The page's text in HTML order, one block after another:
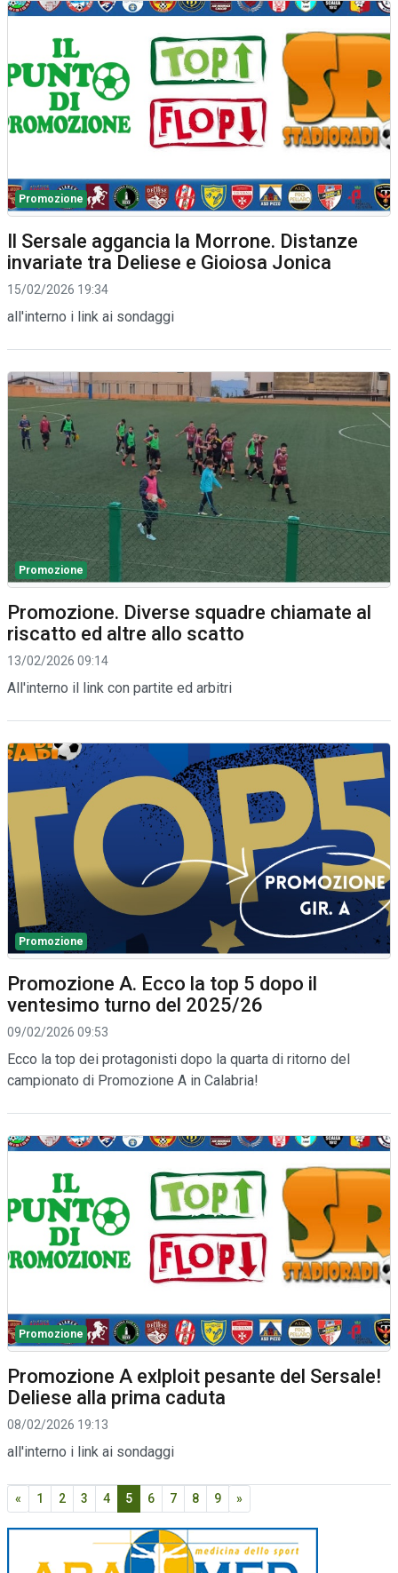
Promozione
Il Sersale aggancia la Morrone. Distanze
invariate tra Deliese e Gioiosa Jonica
15/02/2026 19:34
all'interno i link ai sondaggi
Promozione
Promozione. Diverse squadre chiamate al
riscatto ed altre allo scatto
13/02/2026 09:14
All'interno il link con partite ed arbitri
Promozione
Promozione A. Ecco la top 5 dopo il
ventesimo turno del 2025/26
09/02/2026 09:53
Ecco la top dei protagonisti dopo la quarta di ritorno del
campionato di Promozione A in Calabria!
Promozione
Promozione A exlploit pesante del Sersale!
Deliese alla prima caduta
08/02/2026 19:13
all'interno i link ai sondaggi
« 1 2 3 4 5 6 7 8 9 »